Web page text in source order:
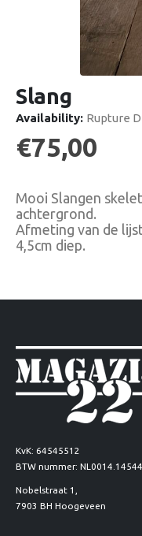
Slang
Availability: Rupture
€75,00
Mooi Slangen
achtergrond.
Afmeting van de
4,5cm diep.
KvK: 64545512
BTW nummer:
Nobelstraat 1,
7903 BH Hoogeveen